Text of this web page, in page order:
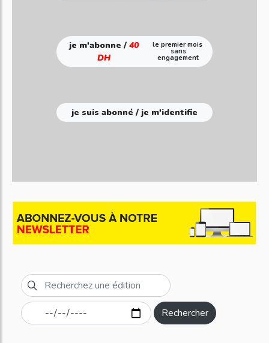
je m'abonne /40
DH
le premier mois
sans
engagement
je suis abonné / je m'identifie
Rechercher